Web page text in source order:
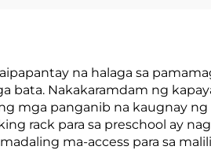
na halaga sa
bata. Nakakaramdam ng
mga panganib na kaugnay
rack para sa preschool ay
ma-access para sa